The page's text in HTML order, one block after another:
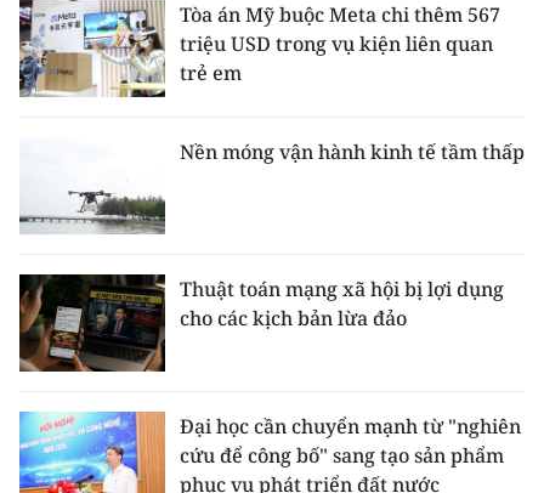
中文
FRANÇAIS
ESPAÑOL
Tòa án Mỹ buộc Meta chi thêm 567
triệu USD trong vụ kiện liên quan
trẻ em
Nền móng vận hành kinh tế tầm thấp
Thuật toán mạng xã hội bị lợi dụng
cho các kịch bản lừa đảo
Đại học cần chuyển mạnh từ "nghiên
cứu để công bố" sang tạo sản phẩm
phục vụ phát triển đất nước